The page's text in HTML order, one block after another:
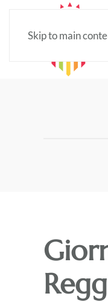
Skip to main